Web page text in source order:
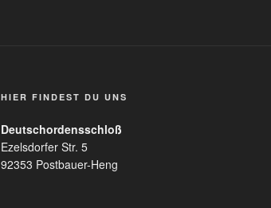
HIER FINDEST DU UNS
Deutschordensschloß
Ezelsdorfer Str. 5
92353 Postbauer-Heng